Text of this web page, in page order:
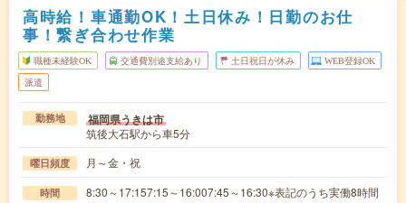
高時給！車通勤OK！土日休み！日勤のお仕
事！繋ぎ合わせ作業
職種未経験OK 交通費別途支給あり 土日祝日が休み WEB登録OK
派遣
勤務地 福岡県うきは市
筑後大石駅から車5分
曜日頻度 月～金・祝
時間
8:30～17:157:15～16:007:45～16:30※表記のうち実働8時間